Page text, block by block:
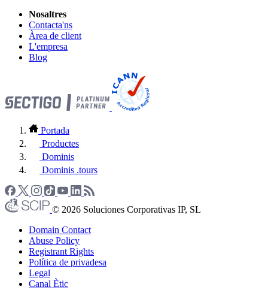
Nosaltres
Contacta'ns
Àrea de client
L'empresa
Blog
Portada
Productes
Dominis
Dominis .tours
© 2026 Soluciones Corporativas IP, SL
Domain Contact
Abuse Policy
Registrant Rights
Política de privadesa
Legal
Canal Ètic